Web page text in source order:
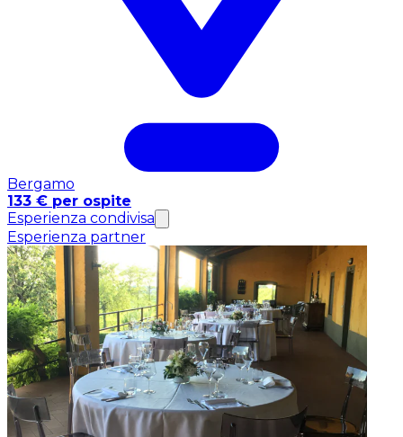
Bergamo
133 € per ospite
Esperienza condivisa
Esperienza partner